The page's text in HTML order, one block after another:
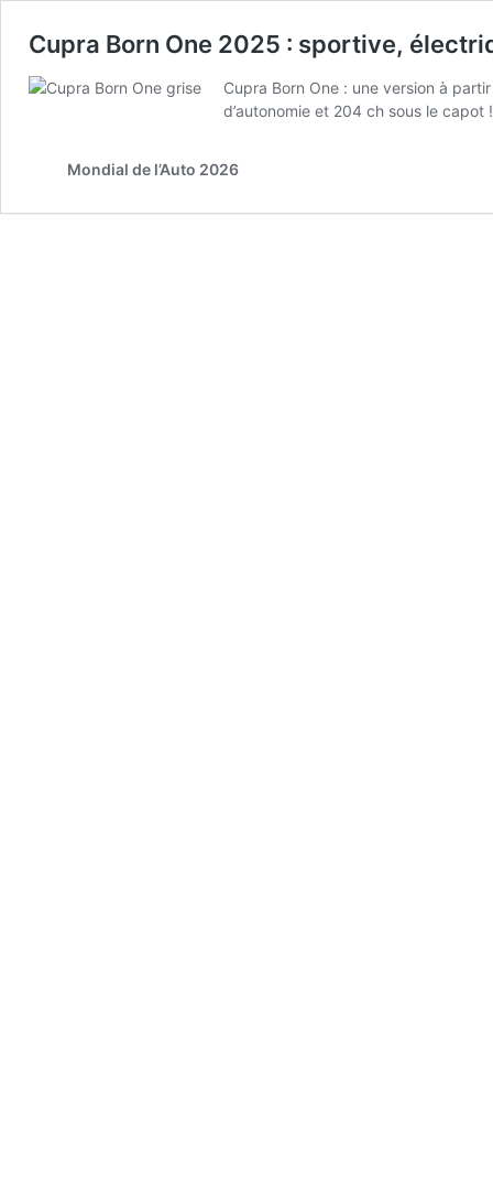
Cupra Born One 2025 : sportive,
Cupra Born One : une version à
d’autonomie et 204 ch sous le capot !
Mondial de l’Auto 2026